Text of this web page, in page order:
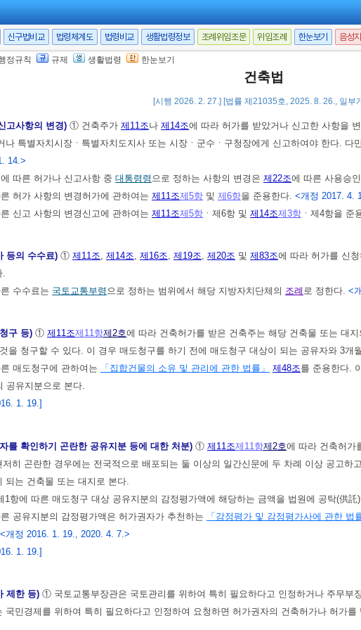
신구법비교 법령체계도 법령비교 생활법령정보 조례위임조문 위임조례 한눈보기 음성
정규칙 규제 생활법령 한눈보기
건축법
[시행 2026. 2. 27.] [법률 제21035호, 2025. 8. 26., 일부
의 책임에 관한 내용과 그 범위는 이 법에서 규정한 것 외에는 건축주와 설계자, 건축
관은 제2항에 따른 계약의 체결에 필요한 표준계약서를 작성하여 보급하고 활용하게
「건설산업기본법」 제50조에 따른 건설사업자단체로 하여금 표준계약서를 작성하여 보
고사항의 변경) ① 건축주가 제11조나 제14조에 따라 허가를 받았거나 신고한 사항을
나 특별자치시장ㆍ특별자치도지사 또는 시장ㆍ군수ㆍ구청장에게 신고하여야 한다. 다
14.>
따른 허가나 신고사항 중 대통령령 으로 정하는 사항의 변경은 제22조에 따른 사용승
허가 사항의 변경허가에 관하여는 제11조제5항 및 제6항을 준용한다. <개정 2017. 4.
신고 사항의 변경신고에 관하여는 제11조제5항 ㆍ제6항 및 제14조제3항 ㆍ제4항을 준
등의 수수료) ① 제11조, 제14조, 제16조, 제19조, 제20조 및 제83조에 따라 허가를 신
.
수수료는 국토교통부령 으로 정하는 범위에서 해당 지방자치단체의 조례 로 정한다. <
구 등) ① 제11조제11항제2호에 따라 건축허가를 받은 건축주는 해당 건축물 또는 대
을 청구할 수 있다. 이 경우 매도청구를 하기 전에 매도청구 대상이 되는 공유자와 3개
매도청구에 관하여는
「집합건물의 소유 및 관리에 관한 법률」 제48조를 준용한다.
공유지분으로 본다.
1. 19.]
를 확인하기 곤란한 공유지분 등에 대한 처분) ① 제11조제11항제2호에 따라 건축허가
저히 곤란한 경우에는 전국적으로 배포되는 둘 이상의 일간신문에 두 차례 이상 공고하
되는 건축물 또는 대지로 본다.
항에 따른 매도청구 대상 공유지분의 감정평가액에 해당하는 금액을 법원에 공탁(供託
공유지분의 감정평가액은 허가권자가 추천하는
「감정평가 및 감정평가사에 관한 법률
<개정 2016. 1. 19., 2020. 4. 7.>
1. 19.]
제한 등) ① 국토교통부장관은 국토관리를 위하여 특히 필요하다고 인정하거나 주무부
국민경제를 위하여 특히 필요하다고 인정하여 요청하면 허가권자의 건축허가나 허가